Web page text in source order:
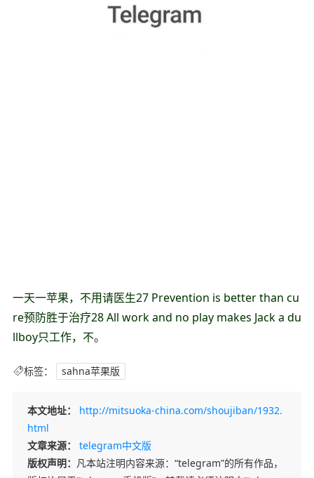
一天一苹果，不用请医生27 Prevention is better than cu
re预防胜于治疗28 All work and no play makes Jack a du
llboy只工作，不。
标签： sahna苹果版
本文地址：
http://mitsuoka-china.com/shoujiban/1932.
html
文章来源：
telegram中文版
版权声明： 凡本站注明内容来源：“telegram”的所有作品，